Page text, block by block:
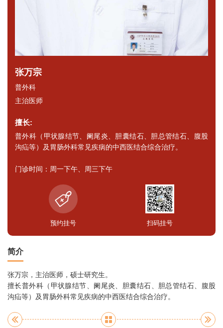
张万宗
普外科
主治医师
擅长:
普外科（甲状腺结节、阑尾炎、胆囊结石、胆总管结石、腹股
沟疝等）及胃肠外科常见疾病的中西医结合综合治疗。
门诊时间：周一下午、周三下午
预约挂号 扫码挂号
简介
张万宗，主治医师，硕士研究生。
擅长普外科（甲状腺结节、阑尾炎、胆囊结石、胆总管结石、腹股
沟疝等）及胃肠外科常见疾病的中西医结合综合治疗。